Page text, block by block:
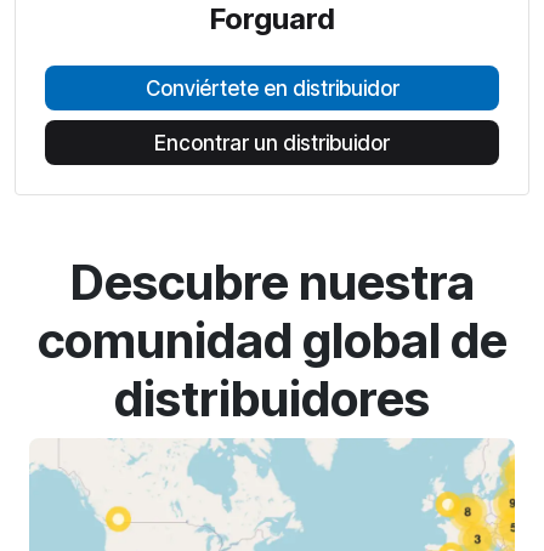
Forguard
Conviértete en distribuidor
Encontrar un distribuidor
Descubre nuestra
comunidad global de
distribuidores